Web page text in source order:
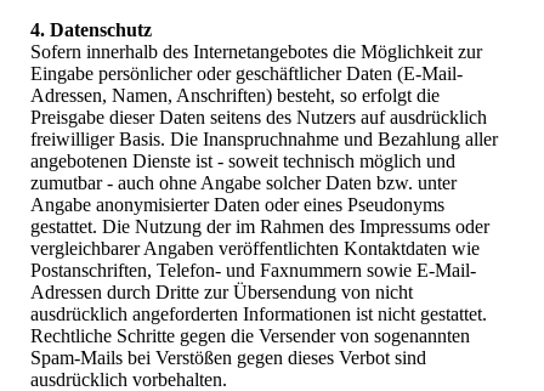
4. Datenschutz
Sofern innerhalb des Internetangebotes die Möglichkeit zur
Eingabe persönlicher oder geschäftlicher Daten (E-Mail-
Adressen, Namen, Anschriften) besteht, so erfolgt die
Preisgabe dieser Daten seitens des Nutzers auf ausdrücklich
freiwilliger Basis. Die Inanspruchnahme und Bezahlung aller
angebotenen Dienste ist - soweit technisch möglich und
zumutbar - auch ohne Angabe solcher Daten bzw. unter
Angabe anonymisierter Daten oder eines Pseudonyms
gestattet. Die Nutzung der im Rahmen des Impressums oder
vergleichbarer Angaben veröffentlichten Kontaktdaten wie
Postanschriften, Telefon- und Faxnummern sowie E-Mail-
Adressen durch Dritte zur Übersendung von nicht
ausdrücklich angeforderten Informationen ist nicht gestattet.
Rechtliche Schritte gegen die Versender von sogenannten
Spam-Mails bei Verstößen gegen dieses Verbot sind
ausdrücklich vorbehalten.